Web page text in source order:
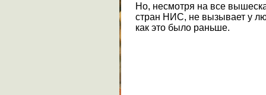
Но, несмотря на все
стран НИС, не вызывает у
как это было раньше.